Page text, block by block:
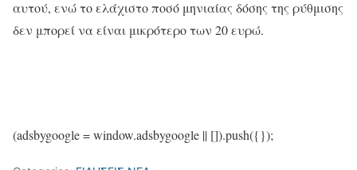
αυτού, ενώ το ελάχιστο ποσό μηνιαίας δόσης της ρύθμισης
δεν μπορεί να είναι μικρότερο των 20 ευρώ.
(adsbygoogle = window.adsbygoogle || []).push({});